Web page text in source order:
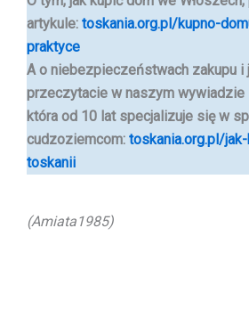
artykule: toskania.org.pl/kupno-
praktyce
A o niebezpieczeństwach zakupu i
przeczytacie w naszym wywiadzie
która od 10 lat specjalizuje się w
cudzoziemcom: toskania.org.pl/
toskanii
(Amiata1985)